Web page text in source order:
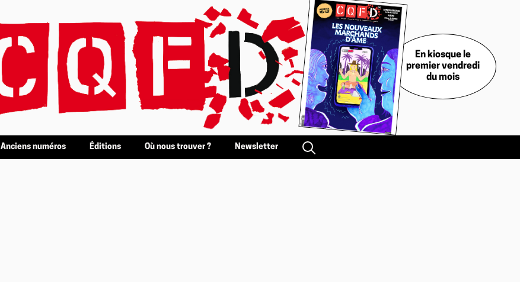
En kiosque le
premier vendredi
du mois
Anciens numéros Éditions Où nous trouver ? Newsletter